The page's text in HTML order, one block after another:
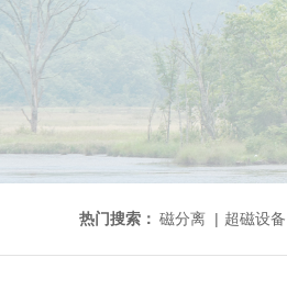
热门搜索： 磁分离 | 超磁设备